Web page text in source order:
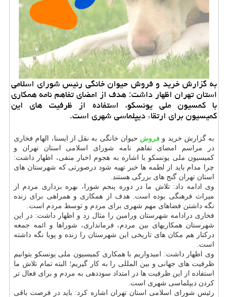
به گزارش خرید و فروش حیوان خانگی رئیس شورای اسلامی
استان تهران اظهار داشت: هدف از امضای تفاهم نامه همكاری
با كمسیون ملی یونسكو، استفاده از ظرفیت های این
كمیسیون برای ارتقاء دیپلماسی شهری است.
به گزارش خرید و فروش حیوان خانگی به نقل از ایسنا، الهام فخاری
در مراسم امضای تفاهم نامه شورای اسلامی استان تهران و
کمیسیون ملی یونسکو با اشاره به هجوم اخبار منفی، اظهار داشت:
چرا مدام باید از لطمه ها خبر تهیه شود درصورتی که شهرستان های
استان تهران گنج های بزرگی هستند.
وی ادامه داد: تلاش ما در دوره پنجم شورا، بهره برداری مردم از
میراث فرهنگی بوده است. هدف از همکاری و همراهی برای زنده
نگه داشتن فضاهای مهم شهری برای مردم و توسط مردم است.
فخاری درادامه شهرستان ورامین را مثال زد و اظهار داشت: در این
شهرستان همکاریهای بین مردم، فرمانداری، شوراها و ائمه جمعه
درکنار هم مکان های تاریخی این شهرستان را زنده و پویا نگه داشته
است.
وی اظهار داشت: امیدواریم با همکاری کمیسیون ملی یونسکو بتوانیم
ظرفیت های جهانی و بین المللی را به کار گیریم؛ البته تمام تلاش ما
استفاده از این ظرفیت ها در امتداد سوددهی به مردم و برای فعال تر
کردن دیپلماسی شهری است.
رئیس شورای اسلامی استان تهران اشاره کرد: باید در فرصت باقی